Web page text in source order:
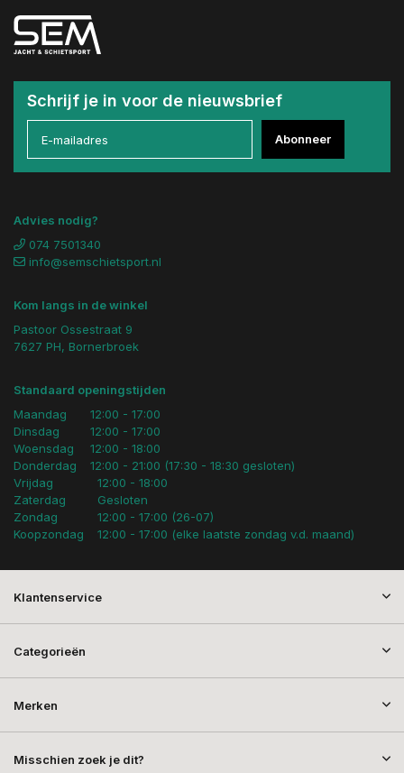
Schrijf je in voor de nieuwsbrief
Abonneer
Advies nodig?
074 7501340
info@semschietsport.nl
Kom langs in de winkel
Pastoor Ossestraat 9
7627 PH, Bornerbroek
Standaard openingstijden
Maandag
Dinsdag
Woensdag
Donderdag
12:00 - 17:00
12:00 - 17:00
12:00 - 18:00
12:00 - 21:00 (17:30 - 18:30 gesloten)
Vrijdag
Zaterdag
Zondag
Koopzondag
12:00 - 18:00
Gesloten
12:00 - 17:00 (26-07)
12:00 - 17:00 (elke laatste zondag v.d. maand)
Klantenservice
Categorieën
Merken
Misschien zoek je dit?